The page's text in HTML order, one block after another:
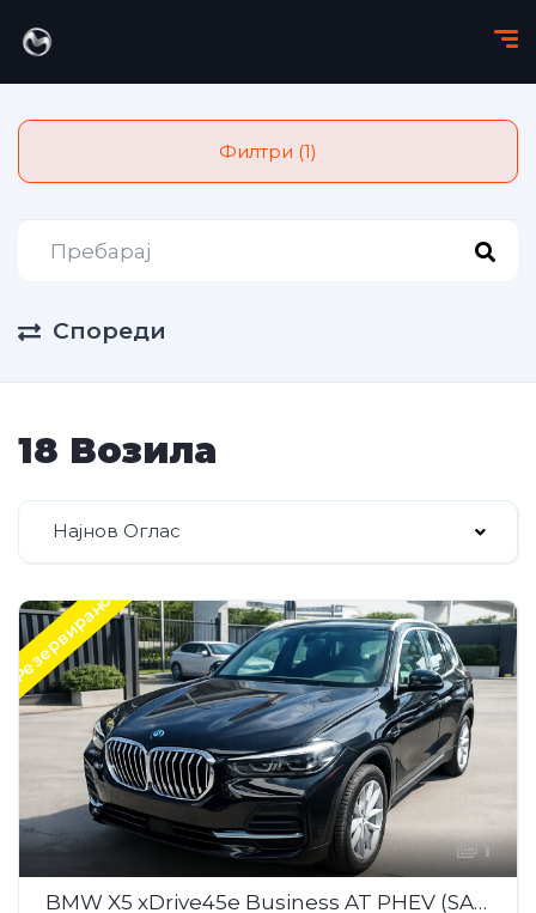
Филтри (1)
Спореди
18 Возила
Најнов Оглас
Резервирано
1
BMW X5 xDrive45e Business AT PHEV (SAJ054)